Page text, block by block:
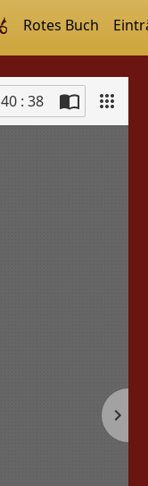
Rotes Buch
40 : 38